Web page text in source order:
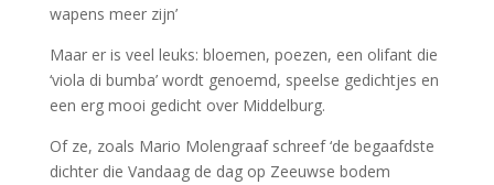
wapens meer zijn’
Maar er is veel leuks: bloemen, poezen, een olifant die
‘viola di bumba’ wordt genoemd, speelse gedichtjes en
een erg mooi gedicht over Middelburg.
Of ze, zoals Mario Molengraaf schreef ‘de begaafdste
dichter die Vandaag de dag op Zeeuwse bodem